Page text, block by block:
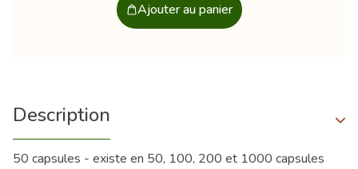
Ajouter au panier
Description
50 capsules - existe en 50, 100, 200 et 1000 capsules